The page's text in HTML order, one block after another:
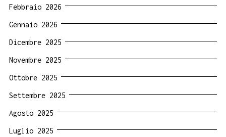
Febbraio 2026
Gennaio 2026
Dicembre 2025
Novembre 2025
Ottobre 2025
Settembre 2025
Agosto 2025
Luglio 2025